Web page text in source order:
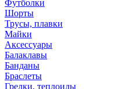
Футболки
Шорты
Трусы, плавки
Майки
Аксессуары
Балаклавы
Банданы
Браслеты
Грелки, теплоиды